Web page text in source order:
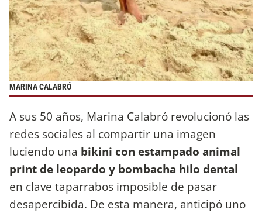
MARINA CALABRÓ
A sus 50 años, Marina Calabró revolucionó las
redes sociales al compartir una imagen
luciendo una bikini con estampado animal
print de leopardo y bombacha hilo dental
en clave taparrabos imposible de pasar
desapercibida. De esta manera, anticipó uno